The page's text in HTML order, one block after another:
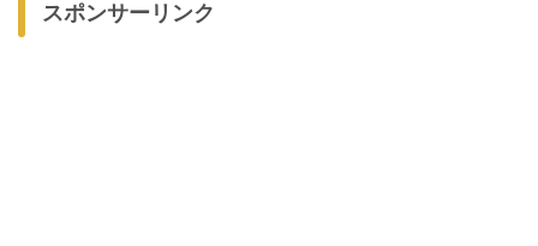
スポンサーリンク